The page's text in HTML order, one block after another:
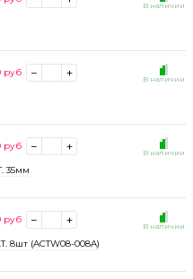
В наличии
В наличии
руб
35мм
В наличии
руб
8шт (ACTW08-008A)
В наличии
руб